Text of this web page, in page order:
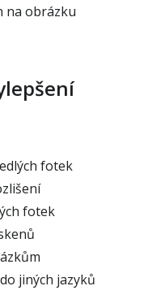
na obrázku
fotek
fotek
jiných jazyků